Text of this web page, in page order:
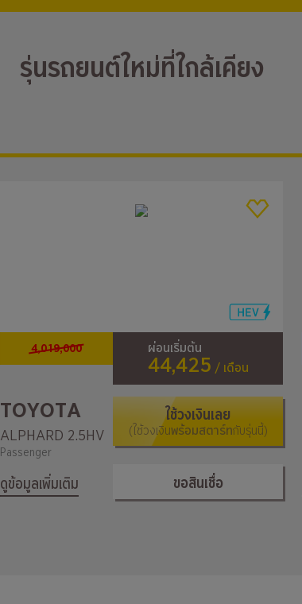
รุ่นรถยนต์ใหม่ที่ใกล้เคียง
4,019,000 ผ่อนเริ่มต้น
44,425 / เดือน
TOYOTA
ALPHARD 2.5HV
Passenger
ดูข้อมูลเพิ่มเติม
ใช้วงเงินเลย
(ใช้วงเงินพร้อมสตาร์ทกับรุ่นนี้)
ขอสินเชื่อ